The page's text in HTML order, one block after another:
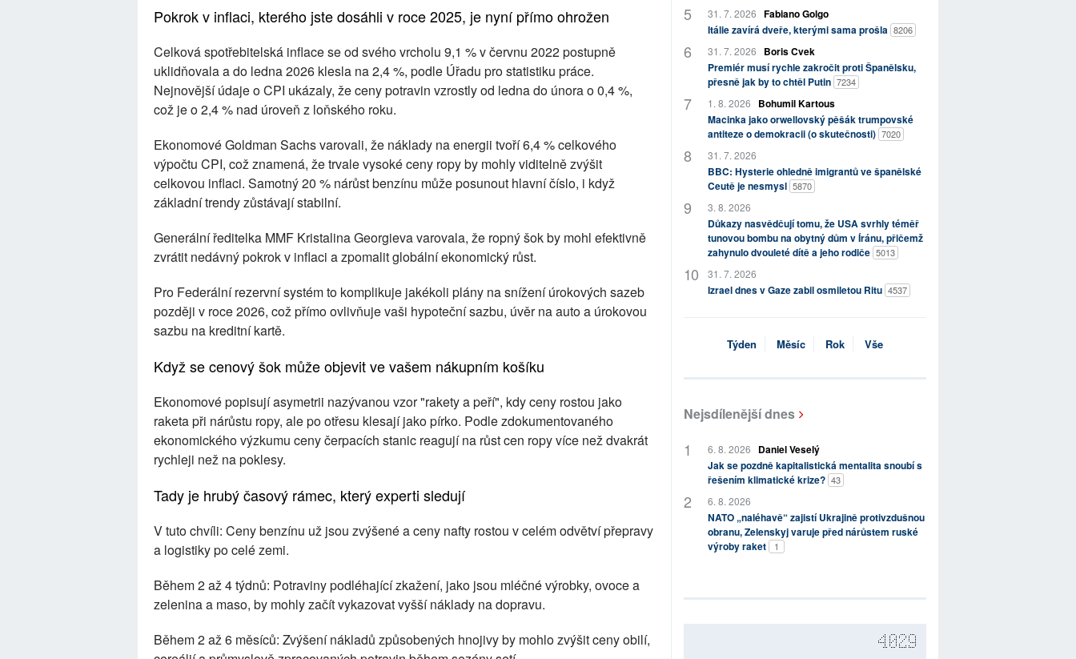
Pokrok v inflaci, kterého jste dosáhli v roce 2025, je nyní přímo ohrožen
Celková spotřebitelská inflace se od svého vrcholu 9,1 % v červnu 2022 postupně
uklidňovala a do ledna 2026 klesla na 2,4 %, podle Úřadu pro statistiku práce.
Nejnovější údaje o CPI ukázaly, že ceny potravin vzrostly od ledna do února o 0,4 %,
což je o 2,4 % nad úroveň z loňského roku.
Ekonomové Goldman Sachs varovali, že náklady na energii tvoří 6,4 % celkového
výpočtu CPI, což znamená, že trvale vysoké ceny ropy by mohly viditelně zvýšit
celkovou inflaci. Samotný 20 % nárůst benzínu může posunout hlavní číslo, i když
základní trendy zůstávají stabilní.
Generální ředitelka MMF Kristalina Georgieva varovala, že ropný šok by mohl efektivně
zvrátit nedávný pokrok v inflaci a zpomalit globální ekonomický růst.
Pro Federální rezervní systém to komplikuje jakékoli plány na snížení úrokových sazeb
později v roce 2026, což přímo ovlivňuje vaši hypoteční sazbu, úvěr na auto a úrokovou
sazbu na kreditní kartě.
Když se cenový šok může objevit ve vašem nákupním košíku
Ekonomové popisují asymetrii nazývanou vzor "rakety a peří", kdy ceny rostou jako
raketa při nárůstu ropy, ale po otřesu klesají jako pírko. Podle zdokumentovaného
ekonomického výzkumu ceny čerpacích stanic reagují na růst cen ropy více než dvakrát
rychleji než na poklesy.
Tady je hrubý časový rámec, který experti sledují
V tuto chvíli: Ceny benzínu už jsou zvýšené a ceny nafty rostou v celém odvětví přepravy
a logistiky po celé zemi.
Během 2 až 4 týdnů: Potraviny podléhající zkažení, jako jsou mléčné výrobky, ovoce a
zelenina a maso, by mohly začít vykazovat vyšší náklady na dopravu.
Během 2 až 6 měsíců: Zvýšení nákladů způsobených hnojivy by mohlo zvýšit ceny obilí,
31. 7. 2026 Fabiano Golgo
Itálie zavírá dveře, kterými sama prošla 8206
31. 7. 2026
Boris Cvek
Premiér musí rychle zakročit proti Španělsku,
přesně jak by to chtěl Putin 7234
1. 8. 2026
Bohumil Kartous
Macinka jako orwellovský pěšák trumpovské
antiteze o demokracii (o skutečnosti) 7020
31. 7. 2026
BBC: Hysterie ohledně imigrantů ve španělské
Ceutě je nesmysl 5870
3. 8. 2026
Důkazy nasvědčují tomu, že USA svrhly téměř
tunovou bombu na obytný dům v Íránu, přičemž
zahynulo dvouleté dítě a jeho rodiče 5013
31. 7. 2026
Izrael dnes v Gaze zabil osmiletou Ritu 4537
Týden Měsíc Rok Vše
Nejsdílenější dnes
6. 8. 2026
Daniel Veselý
Jak se pozdně kapitalistická mentalita snoubí s
řešením klimatické krize? 43
6. 8. 2026
NATO „naléhavě“ zajistí Ukrajině protivzdušnou
obranu, Zelenskyj varuje před nárůstem ruské
výroby raket
1
4029